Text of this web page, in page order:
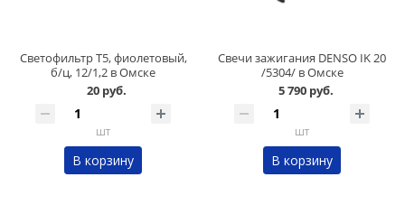
Светофильтр Т5, фиолетовый,
б/ц, 12/1,2 в Омске
20 руб.
шт
В корзину
Свечи зажигания DENSO IK 20
/5304/ в Омске
5 790 руб.
шт
В корзину